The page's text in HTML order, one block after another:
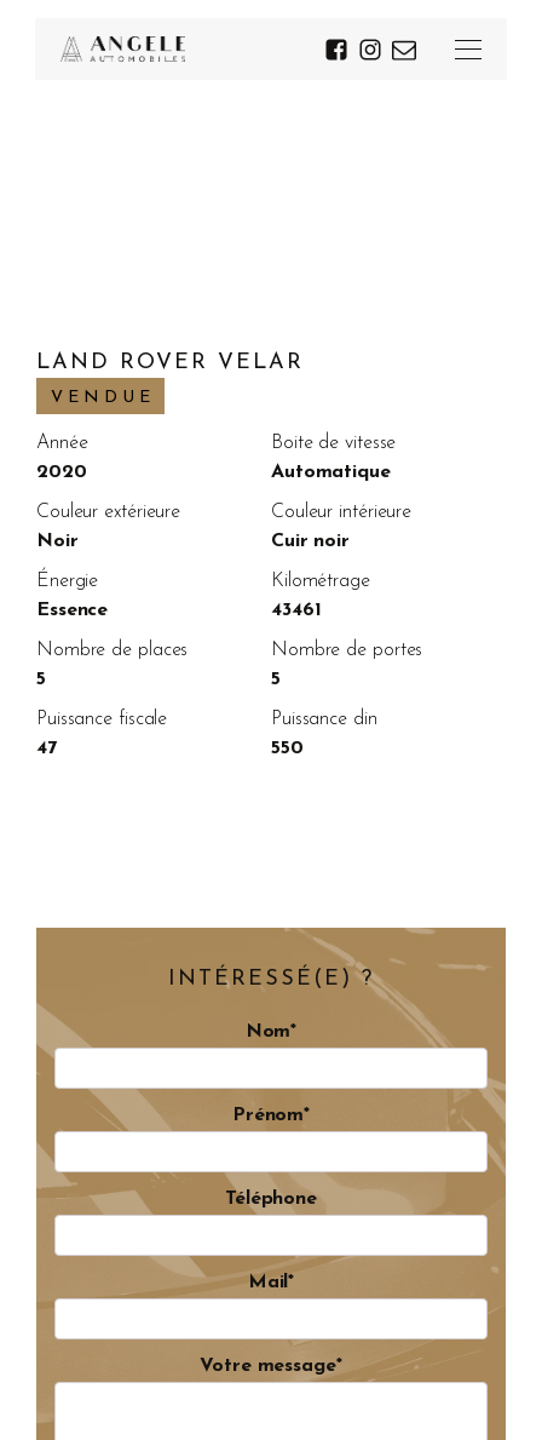
LAND ROVER VELAR
VENDUE
Année
2020
Boite de vitesse
Automatique
Couleur extérieure
Noir
Couleur intérieure
Cuir noir
Énergie
Essence
Kilométrage
43461
Nombre de places
5
Nombre de portes
5
Puissance fiscale
47
Puissance din
550
INTÉRESSÉ(E) ?
Nom*
Prénom*
Téléphone
Mail*
Votre message*